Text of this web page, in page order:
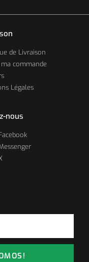
de Livraison
ma commande
Légales
nous